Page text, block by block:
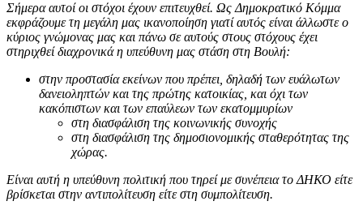
Σήμερα αυτοί οι στόχοι έχουν επιτευχθεί. Ως Δημοκρατικό Κόμμα
εκφράζουμε τη μεγάλη μας ικανοποίηση γιατί αυτός είναι άλλωστε ο
κύριος γνώμονας μας και πάνω σε αυτούς στους στόχους έχει
στηριχθεί διαχρονικά η υπεύθυνη μας στάση στη Βουλή:
στην προστασία εκείνων που πρέπει, δηλαδή των ευάλωτων
δανειοληπτών και της πρώτης κατοικίας, και όχι των
κακόπιστων και των επαύλεων των εκατομμυρίων
στη διασφάλιση της κοινωνικής συνοχής
στη διασφάλιση της δημοσιονομικής σταθερότητας της
χώρας.
Είναι αυτή η υπεύθυνη πολιτική που τηρεί με συνέπεια το ΔΗΚΟ είτε
βρίσκεται στην αντιπολίτευση είτε στη συμπολίτευση.